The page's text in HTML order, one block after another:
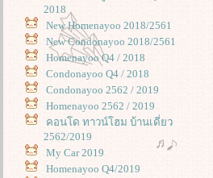
2018
New Homenayoo 2018/2561
New Condonayoo 2018/2561
Homenayoo Q4 / 2018
Condonayoo Q4 / 2018
Condonayoo 2562 / 2019
Homenayoo 2562 / 2019
คอนโด ทาวน์โฮม บ้านเดี่ยว
2562/2019
My Car 2019
Homenayoo Q4/2019